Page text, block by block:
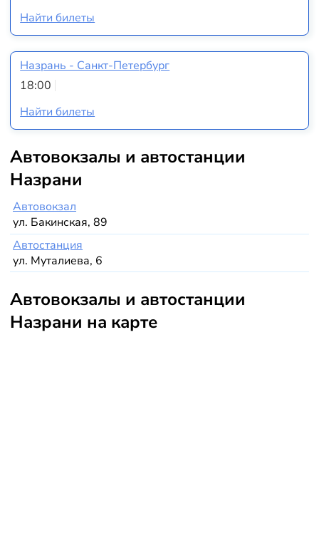
Найти билеты
Назрань - Санкт-Петербург
18:00
Найти билеты
Автовокзалы и автостанции
Назрани
Автовокзал
ул. Бакинская, 89
Автостанция
ул. Муталиева, 6
Автовокзалы и автостанции
Назрани на карте